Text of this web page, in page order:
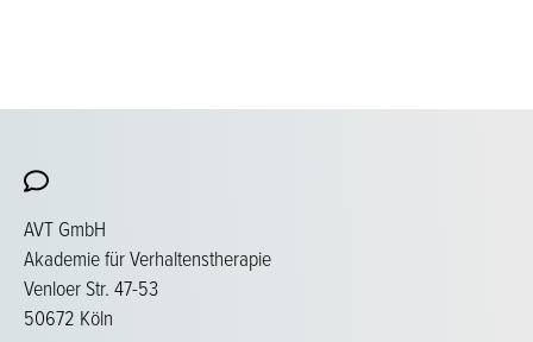
AVT GmbH
Akademie für Verhaltenstherapie
Venloer Str. 47-53
50672 Köln